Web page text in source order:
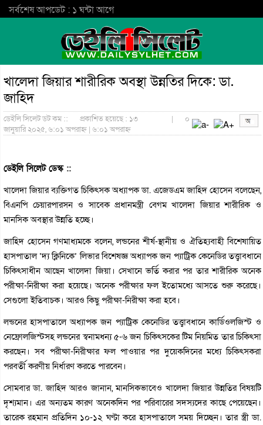
সর্বশেষ আপডেট : ১ ঘন্টা আগে
খালেদা জিয়ার শারীরিক অবস্থা উন্নতির দিকে: ডা.
জাহিদ
ডেইলি সিলেট ডট কম ::
প্রকাশিত হয়েছে : ১৩
জানুয়ারি ২০২৫, ৬:০১ অপরাহ্ন | ৬:০১ অপরাহ্ন
| ০
ডেইলি সিলেট ডেস্ক ::
খালেদা জিয়ার ব্যক্তিগত চিকিৎসক অধ্যাপক ডা. এজেডএম জাহিদ হোসেন বলেছেন,
বিএনপি চেয়ারপারসন ও সাবেক প্রধানমন্ত্রী বেগম খালেদা জিয়ার শারীরিক ও
মানসিক অবস্থার উন্নতি হচ্ছে।
জাহিদ হোসেন গণমাধ্যমকে বলেন, লন্ডনের শীর্ষ-স্থানীয় ও ঐতিহ্যবাহী বিশেষায়িত
হাসপাতাল ‘দ্য ক্লিনিকে’ লিভার বিশেষজ্ঞ অধ্যাপক জন প্যাট্রিক কেনেডির তত্ত্বাবধানে
চিকিৎসাধীন আছেন খালেদা জিয়া। সেখানে ভর্তি করার পর তার শারীরিক অনেক
পরীক্ষা-নিরীক্ষা করা হয়েছে। অনেক পরীক্ষার ফল ইতোমধ্যে আসতে শুরু করেছে।
সেগুলো ইতিবাচক। আরও কিছু পরীক্ষা-নিরীক্ষা করা হবে।
লন্ডনের হাসপাতালে অধ্যাপক জন প্যাট্রিক কেনেডির তত্ত্বাবধানে কার্ডিওলজিস্ট ও
নেফ্রোলজিস্টসহ লন্ডনের স্বনামধন্য ৫-৬ জন চিকিৎসকের টিম নিয়মিত তার চিকিৎসা
করছেন। সব পরীক্ষা-নিরীক্ষার ফল পাওয়ার পর দুয়েকদিনের মধ্যে চিকিৎসকরা
পরবর্তী করণীয় নির্ধারণ করতে পারবেন।
সোমবার ডা. জাহিদ আরও জানান, মানসিকভাবেও খালেদা জিয়ার উন্নতির বিষয়টি
দৃশ্যমান। এর অন্যতম কারণ অনেকদিন পর পরিবারের সদস্যদের কাছে পেয়েছেন।
তারেক রহমান প্রতিদিন ১০-১২ ঘণ্টা করে হাসপাতালে সময় দিচ্ছেন। তার স্ত্রী ডা.